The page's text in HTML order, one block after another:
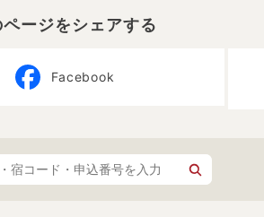
ページをシェアする
Facebook